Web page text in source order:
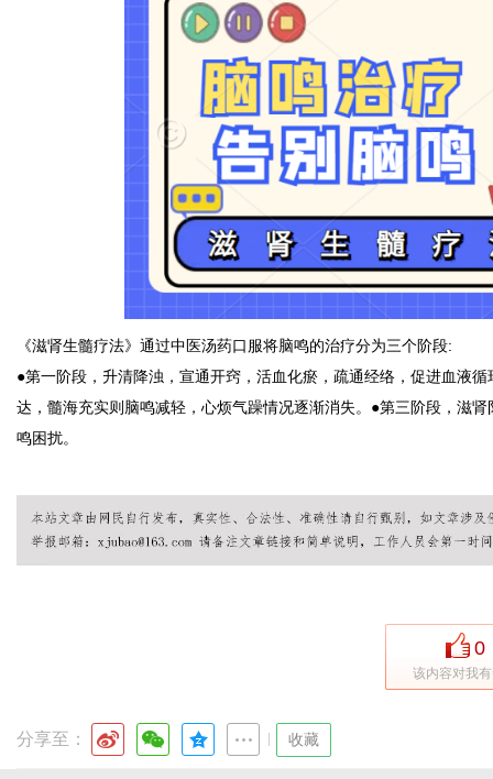
《滋肾生髓疗法》通过中医汤药口服将脑鸣的治疗分为三个阶段:
●第一阶段，升清降浊，宣通开窍，活血化瘀，疏通经络，促进血液
达，髓海充实则脑鸣减轻，心烦气躁情况逐渐消失。 ●第三阶段，滋
鸣困扰。
0
该内容对我
分享至： 收藏